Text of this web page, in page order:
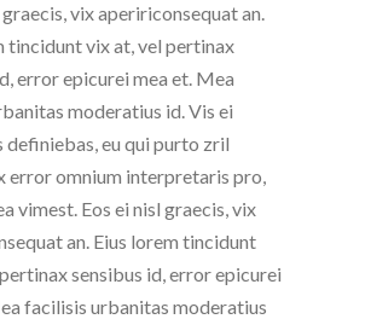
graecis, vix apeririconsequat an.
tincidunt vix at, vel pertinax
error epicurei mea et. Mea
moderatius id. Vis ei
eu qui purto zril
error omnium interpretaris pro,
vimest. Eos ei nisl graecis, vix
an. Eius lorem tincidunt
sensibus id, error epicurei
facilisis urbanitas moderatius